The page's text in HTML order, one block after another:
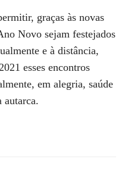
graças às novas
Novo sejam festejados
e à distância,
esses encontros
em alegria, saúde
autarca.